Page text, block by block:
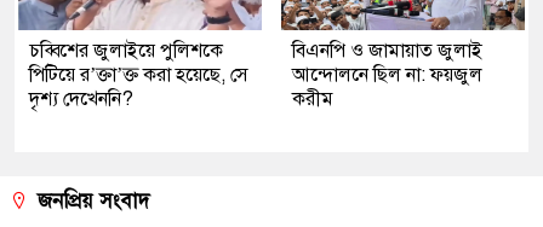
চব্বিশের জুলাইয়ে পুলিশকে
পিটিয়ে র’ক্তা’ক্ত করা হয়েছে, সে
দৃশ্য দেখেননি?
বিএনপি ও জামায়াত জুলাই
আন্দোলনে ছিল না: ফয়জুল
করীম
জনপ্রিয় সংবাদ